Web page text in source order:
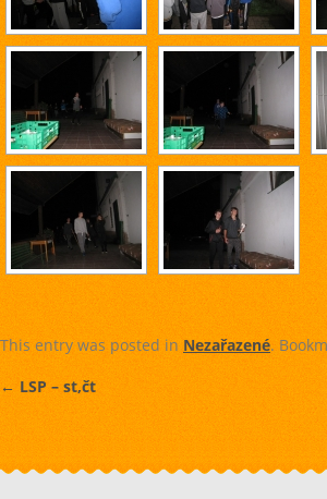
This entry was posted inNezařazené.
← LSP – st,čt